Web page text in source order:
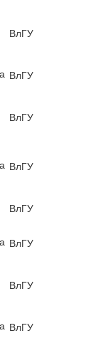
ВлГУ
ВлГУ
ВлГУ
ВлГУ
ВлГУ
ВлГУ
ВлГУ
ВлГУ